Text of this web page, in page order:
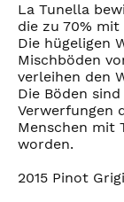
La Tunella
die zu 70%
Die hügeligen
Mischböden
verleihen den
Die Böden
Verwerfungen
Menschen mit
worden.
2015 Pinot